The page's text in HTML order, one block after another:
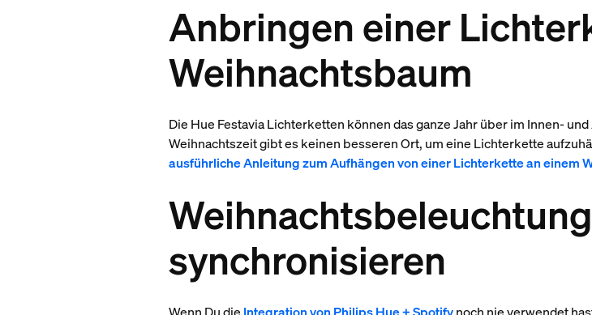
Anbringen einer
Weihnachtsbaum
Die Hue Festavia Lichterketten können das ganze Jahr über im Innen-
Weihnachtszeit gibt es keinen besseren Ort, um eine Lichterkette
ausführliche Anleitung zum Aufhängen von einer Lichterkette an einem
synchronisieren